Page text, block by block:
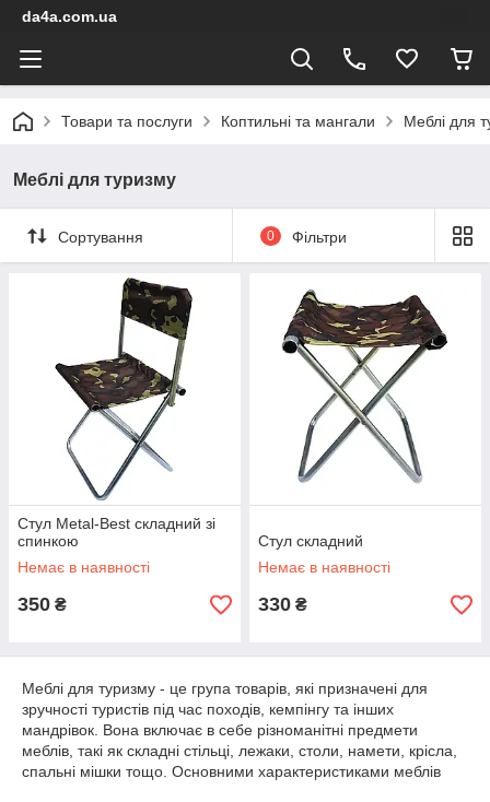
da4a.com.ua
Товари та послуги Коптильні та мангали Меблі для
Меблі для туризму
Сортування 0 Фільтри
Стул Metal-Best складний зі
спинкою
Немає в наявності
350 ₴
Стул складний
Немає в наявності
330 ₴
Меблі для туризму - це група товарів, які призначені для
зручності туристів під час походів, кемпінгу та інших
мандрівок. Вона включає в себе різноманітні предмети
меблів, такі як складні стільці, лежаки, столи, намети, крісла,
спальні мішки тощо. Основними характеристиками меблів